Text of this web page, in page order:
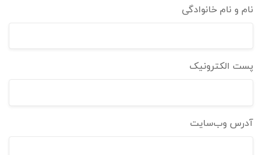
نام و نام خانوادگی
پست الکترونیک
آدرس وب‌سایت